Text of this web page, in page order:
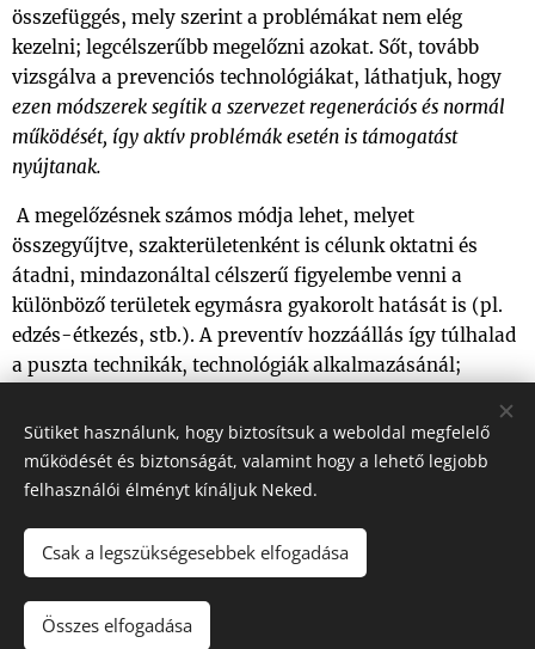
összefüggés, mely szerint a problémákat nem elég
kezelni; legcélszerűbb megelőzni azokat. Sőt, tovább
vizsgálva a prevenciós technológiákat, láthatjuk, hogy
ezen módszerek segítik a szervezet regenerációs és normál
működését, így aktív problémák esetén is támogatást
nyújtanak.
A megelőzésnek számos módja lehet, melyet
összegyűjtve, szakterületenként is célunk oktatni és
átadni, mindazonáltal célszerű figyelembe venni a
különböző területek egymásra gyakorolt hatását is (pl.
edzés-étkezés, stb.). A preventív hozzáállás így túlhalad
a puszta technikák, technológiák alkalmazásánál;
információk és módszerek átadása, melyeket életünk
javítása érdekében felhasználhatunk - vagy éppen
összefüggéseiben fel kell használnunk.
Minden jog fenntartva. 2025.
Az oldalt a
Sütiket használunk, hogy biztosítsuk a weboldal megfelelő
működését és biztonságát, valamint hogy a lehető legjobb
felhasználói élményt kínáljuk Neked.
Csak a legszükségesebbek elfogadása
Összes elfogadása